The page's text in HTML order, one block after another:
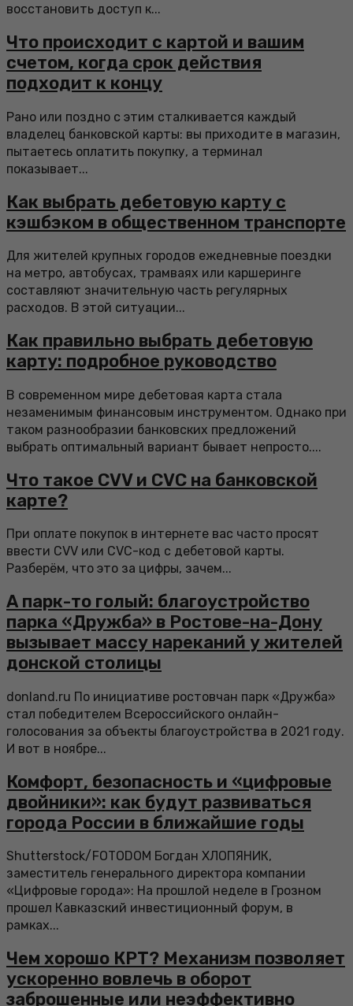
восстановить доступ к...
Что происходит с картой и вашим
счетом, когда срок действия
подходит к концу
Рано или поздно с этим сталкивается каждый
владелец банковской карты: вы приходите в магазин,
пытаетесь оплатить покупку, а терминал
показывает...
Как выбрать дебетовую карту с
кэшбэком в общественном транспорте
Для жителей крупных городов ежедневные поездки
на метро, автобусах, трамваях или каршеринге
составляют значительную часть регулярных
расходов. В этой ситуации...
Как правильно выбрать дебетовую
карту: подробное руководство
В современном мире дебетовая карта стала
незаменимым финансовым инструментом. Однако при
таком разнообразии банковских предложений
выбрать оптимальный вариант бывает непросто....
Что такое CVV и CVC на банковской
карте?
При оплате покупок в интернете вас часто просят
ввести CVV или CVC-код с дебетовой карты.
Разберём, что это за цифры, зачем...
А парк-то голый: благоустройство
парка «Дружба» в Ростове-на-Дону
вызывает массу нареканий у жителей
донской столицы
donland.ru По инициативе ростовчан парк «Дружба»
стал победителем Всероссийского онлайн-
голосования за объекты благоустройства в 2021 году.
И вот в ноябре...
Комфорт, безопасность и «цифровые
двойники»: как будут развиваться
города России в ближайшие годы
Shutterstock/FOTODOM Богдан ХЛОПЯНИК,
заместитель генерального директора компании
«Цифровые города»: На прошлой неделе в Грозном
прошел Кавказский инвестиционный форум, в
рамках...
Чем хорошо КРТ? Механизм позволяет
ускоренно вовлечь в оборот
заброшенные или неэффективно